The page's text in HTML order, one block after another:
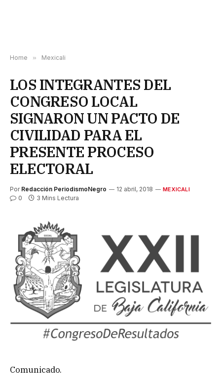
Home » Mexicali
LOS INTEGRANTES DEL
CONGRESO LOCAL
SIGNARON UN PACTO DE
CIVILIDAD PARA EL
PRESENTE PROCESO
ELECTORAL
Por Redacción PeriodismoNegro 12 abril, 2018 MEXICALI
0 3 Mins Lectura
Comunicado.